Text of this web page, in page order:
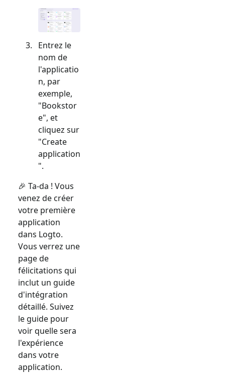
Entrez le
nom de
l'applicatio
n, par
exemple,
"Bookstor
e", et
cliquez sur
"Create
application
".
🎉 Ta-da ! Vous
venez de créer
votre première
application
dans Logto.
Vous verrez une
page de
félicitations qui
inclut un guide
d'intégration
détaillé. Suivez
le guide pour
voir quelle sera
l'expérience
dans votre
application.